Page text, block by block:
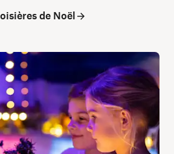
de Noël